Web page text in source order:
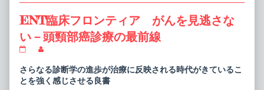
ENT臨床フロンティア がんを見逃さな
い－頭頸部癌診療の最前線
ENT
床
フ
ロ
posts
by
the
さらなる診断学の進歩が治療に反映される時代がきているこ
とを強く感じさせる良書